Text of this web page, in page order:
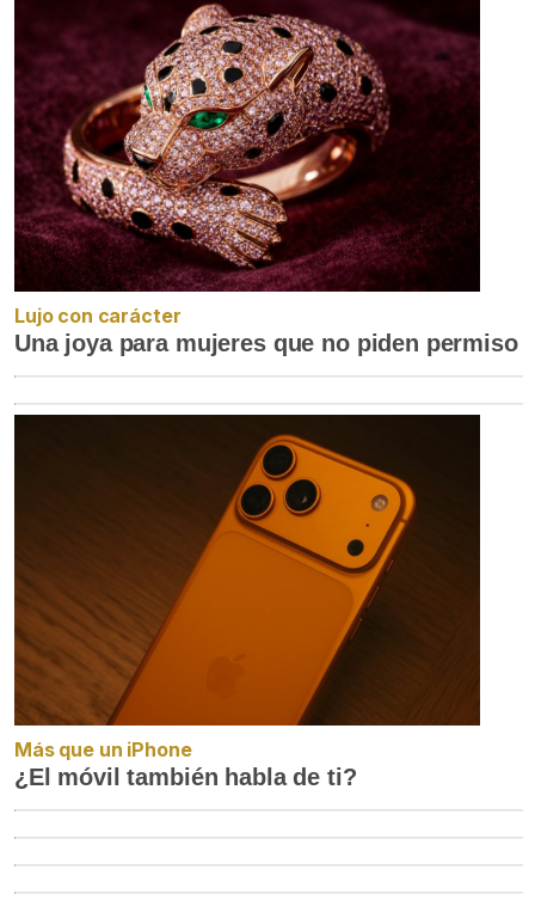
Lujo con carácter
Una joya para mujeres que no piden permiso
Más que un iPhone
¿El móvil también habla de ti?